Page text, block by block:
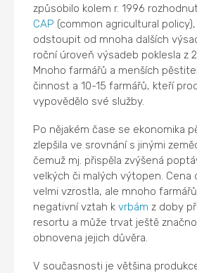
způsobilo kolem r. 1996
CAP (common agricultural
odstoupit od mnoha dalších
roční úroveň výsadeb poklesla z
Mnoho farmářů a menších
činnost a 10-15 farmářů, kteří
vypovědělo své služby.
Po nějakém čase se ekonomika
zlepšila ve srovnání s jinými
čemuž mj. přispěla zvýšená
velkých či malých výtopen.
velmi vzrostla, ale mnoho
negativní vztah kvrbám z doby
resortu a může trvat ještě
obnovena jejich důvěra.
V současnosti je většina